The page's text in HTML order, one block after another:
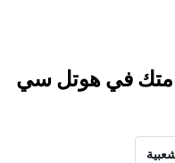
في هوتل سي